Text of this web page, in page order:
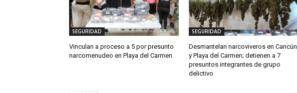
SEGURIDAD
Vinculan a proceso a 5 por presunto
narcomenudeo en Playa del Carmen
SEGURIDAD
Desmantelan narcoviveros en Cancún
y Playa del Carmen; detienen a 7
presuntos integrantes de grupo
delictivo